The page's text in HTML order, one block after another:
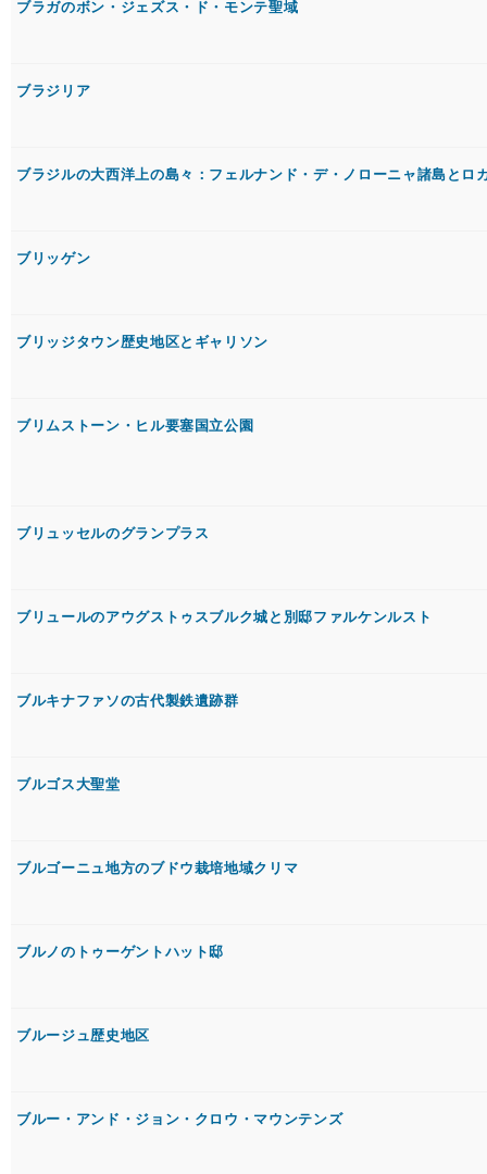
ブラガのボン・ジェズス・ド・モンテ聖域
ブラジリア
ブラジルの大西洋上の島々：フェルナンド・デ・ノローニャ諸島とロ
ブリッゲン
ブリッジタウン歴史地区とギャリソン
ブリムストーン・ヒル要塞国立公園
ブリュッセルのグランプラス
ブリュールのアウグストゥスブルク城と別邸ファルケンルスト
ブルキナファソの古代製鉄遺跡群
ブルゴス大聖堂
ブルゴーニュ地方のブドウ栽培地域クリマ
ブルノのトゥーゲントハット邸
ブルージュ歴史地区
ブルー・アンド・ジョン・クロウ・マウンテンズ